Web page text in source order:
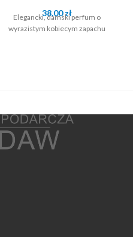
38.00zł
Elegancki, damski perfum o
wyrazistym kobiecym zapachu